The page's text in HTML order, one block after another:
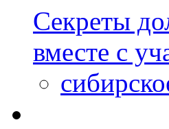
Секреты
вместе с